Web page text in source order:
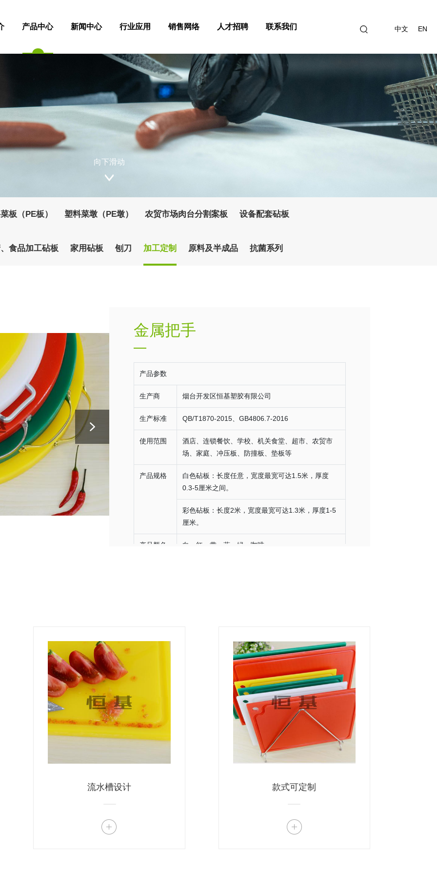
产品中心 新闻中心 行业应用 销售网络 人才招聘 联系我们 中文 EN
向下滑动
板（PE板） 塑料菜墩（PE墩） 农贸市场肉台分割案板 设备配套砧板
食品加工砧板 家用砧板 刨刀 加工定制 原料及半成品 抗菌系列
金属把手
产品参数
生产商 烟台开发区恒基塑胶有限公司
生产标准 QB/T1870-2015、GB4806.7-2016
使用范围
酒店、连锁餐饮、学校、机关食堂、超市、农贸市
场、家庭、冲压板、防撞板、垫板等
产品规格
白色砧板：长度任意，宽度最宽可达1.5米，厚度
0.3-5厘米之间。
彩色砧板：长度2米，宽度最宽可达1.3米，厚度1-5
厘米。
产品颜色 白、红、黄、蓝、绿、咖啡
流水槽设计 款式可定制